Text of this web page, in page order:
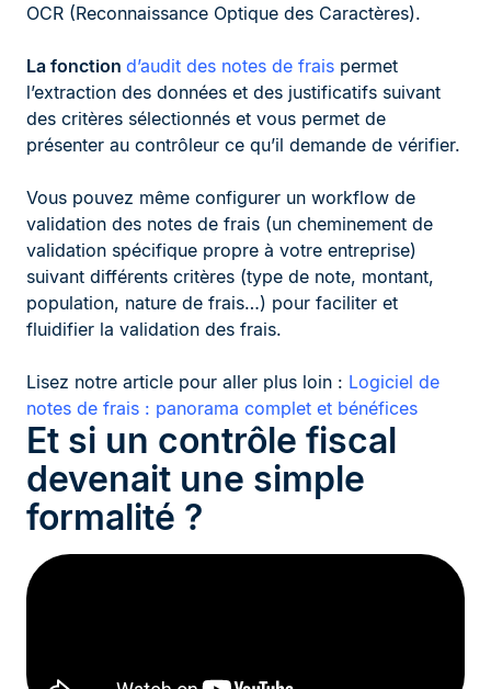
OCR (Reconnaissance Optique des Caractères).
La fonction d’audit des notes de frais permet
l’extraction des données et des justificatifs suivant
des critères sélectionnés et vous permet de
présenter au contrôleur ce qu’il demande de vérifier.
Vous pouvez même configurer un workflow de
validation des notes de frais (un cheminement de
validation spécifique propre à votre entreprise)
suivant différents critères (type de note, montant,
population, nature de frais…) pour faciliter et
fluidifier la validation des frais.
Lisez notre article pour aller plus loin : Logiciel de
notes de frais : panorama complet et bénéfices
Et si un contrôle fiscal
devenait une simple
formalité ?